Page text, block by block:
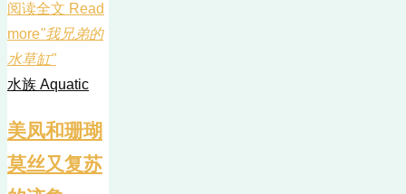
阅读全文 Read
more"我兄弟的
水草缸"
水族 Aquatic
美凤和珊瑚
莫丝又复苏